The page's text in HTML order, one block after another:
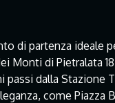
di partenza ideale
Monti di Pietralata
passi dalla Stazione
come Piazza